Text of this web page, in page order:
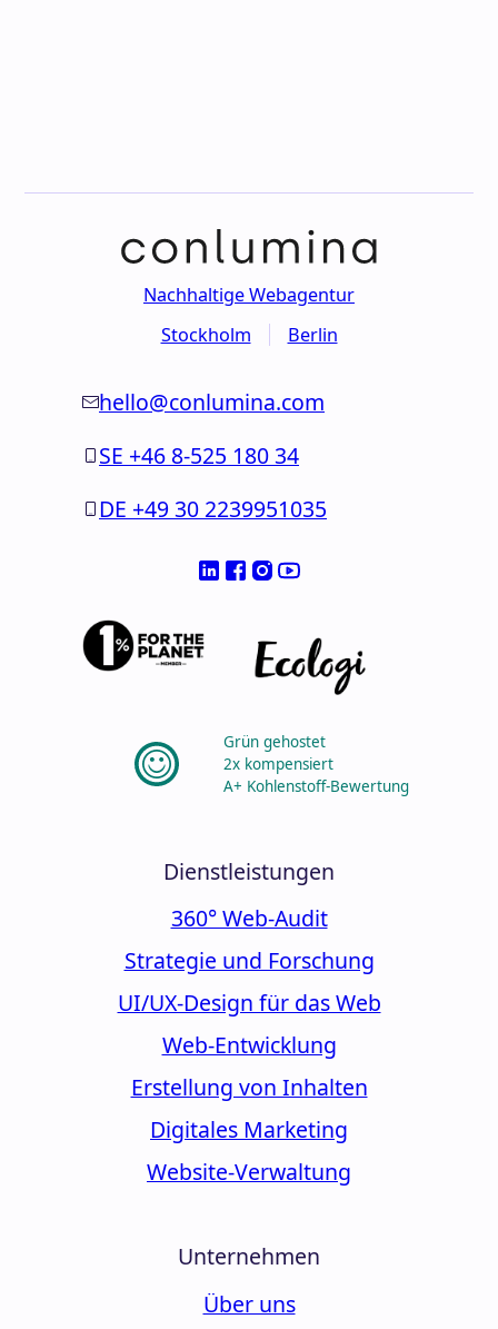
Nachhaltige Webagentur
Stockholm
Berlin
hello@conlumina.com
SE +46 8-525 180 34
DE +49 30 2239951035
Grün gehostet
2x kompensiert
A+ Kohlenstoff-Bewertung
Dienstleistungen
360° Web-Audit
Strategie und Forschung
UI/UX-Design für das Web
Web-Entwicklung
Erstellung von Inhalten
Digitales Marketing
Website-Verwaltung
Unternehmen
Über uns